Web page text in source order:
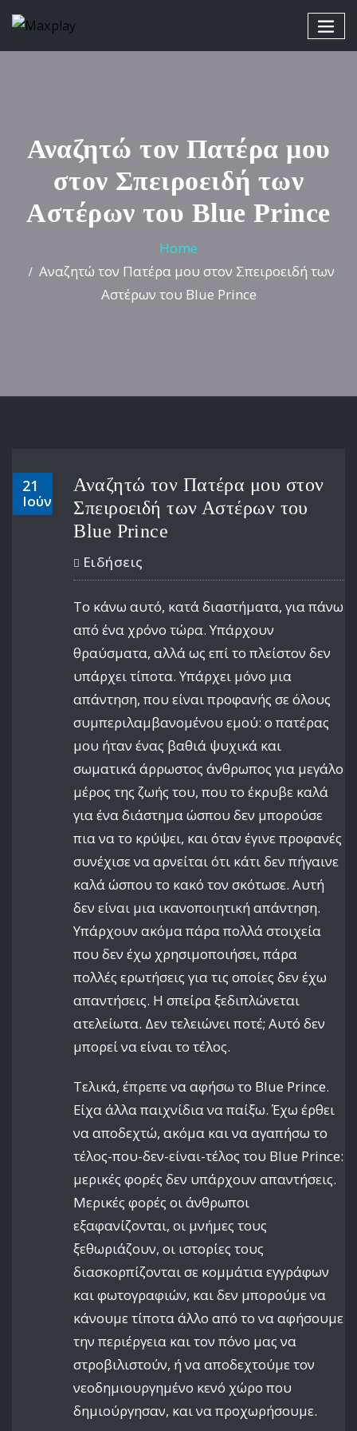
Αναζητώ τον Πατέρα μου
στον Σπειροειδή των
Αστέρων του Blue Prince
Home
Αναζητώ τον Πατέρα μου στον Σπειροειδή των
Αστέρων του Blue Prince
21
Ιούν
Αναζητώ τον Πατέρα μου στον
Σπειροειδή των Αστέρων του
Blue Prince
Ειδήσεις
Το κάνω αυτό, κατά διαστήματα, για πάνω
από ένα χρόνο τώρα. Υπάρχουν
θραύσματα, αλλά ως επί το πλείστον δεν
υπάρχει τίποτα. Υπάρχει μόνο μια
απάντηση, που είναι προφανής σε όλους
συμπεριλαμβανομένου εμού: ο πατέρας
μου ήταν ένας βαθιά ψυχικά και
σωματικά άρρωστος άνθρωπος για μεγάλο
μέρος της ζωής του, που το έκρυβε καλά
για ένα διάστημα ώσπου δεν μπορούσε
πια να το κρύψει, και όταν έγινε προφανές
συνέχισε να αρνείται ότι κάτι δεν πήγαινε
καλά ώσπου το κακό τον σκότωσε. Αυτή
δεν είναι μια ικανοποιητική απάντηση.
Υπάρχουν ακόμα πάρα πολλά στοιχεία
που δεν έχω χρησιμοποιήσει, πάρα
πολλές ερωτήσεις για τις οποίες δεν έχω
απαντήσεις. Η σπείρα ξεδιπλώνεται
ατελείωτα. Δεν τελειώνει ποτέ; Αυτό δεν
μπορεί να είναι το τέλος.
Τελικά, έπρεπε να αφήσω το Blue Prince.
Είχα άλλα παιχνίδια να παίξω. Έχω έρθει
να αποδεχτώ, ακόμα και να αγαπήσω το
τέλος-που-δεν-είναι-τέλος του Blue Prince:
μερικές φορές δεν υπάρχουν απαντήσεις.
Μερικές φορές οι άνθρωποι
εξαφανίζονται, οι μνήμες τους
ξεθωριάζουν, οι ιστορίες τους
διασκορπίζονται σε κομμάτια εγγράφων
και φωτογραφιών, και δεν μπορούμε να
κάνουμε τίποτα άλλο από το να αφήσουμε
την περιέργεια και τον πόνο μας να
στροβιλιστούν, ή να αποδεχτούμε τον
νεοδημιουργημένο κενό χώρο που
δημιούργησαν, και να προχωρήσουμε.